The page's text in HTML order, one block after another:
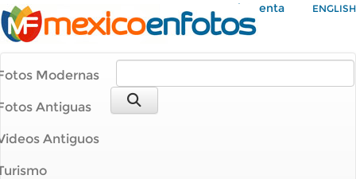
Mi Cuenta ENGLISH
Modernas
Antiguas
Antiguos